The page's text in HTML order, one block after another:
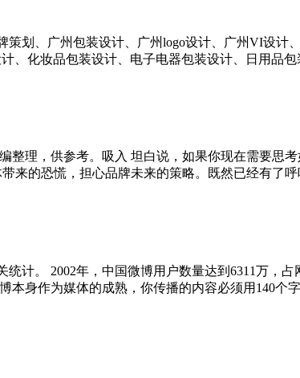
划、广州包装设计、广州logo设计、广州VI设计
、化妆品包装设计、电子电器包装设计、日用品
理，供参考。吸入 坦白说，如果你现在需要思
来的恐慌，担心品牌未来的策略。既然已经有了
计。 2002年，中国微博用户数量达到6311万，
身作为媒体的成熟，你传播的内容必须用140个